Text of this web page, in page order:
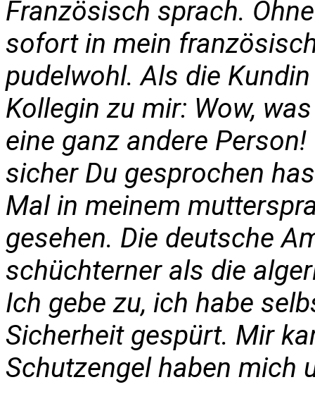
Französisch sprach.
sofort in mein
pudelwohl. Als die
Kollegin zu mir: Wow,
eine ganz andere
sicher Du gesprochen
Mal in meinem
gesehen. Die deutsche
schüchterner als die
Ich gebe zu, ich habe
Sicherheit gespürt. Mir
Schutzengel haben mich